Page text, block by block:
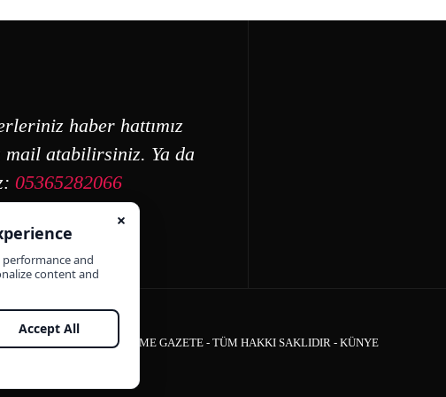
haber hattımız
mail atabilirsiniz. Ya da
05365282066
ÇEŞME GAZETE - TÜM HAKKI SAKLIDIR - KÜNYE